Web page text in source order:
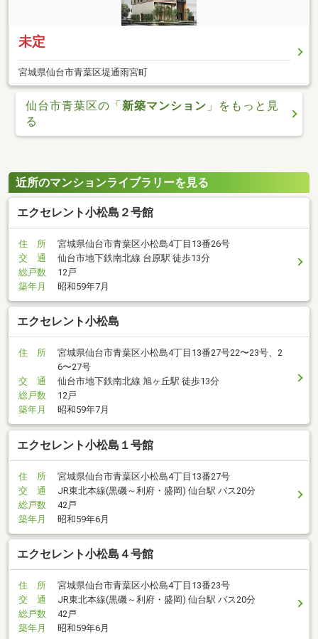
未定
宮城県仙台市青葉区堤通雨宮町
仙台市青葉区の「新築マンション 」をもっと見
る
近所のマンションライブラリーを見る
エクセレント小松島２号館
住 所
宮城県仙台市青葉区小松島4丁目13番26号
交 通
仙台市地下鉄南北線 台原駅 徒歩13分
総戸数
12戸
築年月
昭和59年7月
エクセレント小松島
住 所
宮城県仙台市青葉区小松島4丁目13番27号22〜23号、2
6〜27号
交 通
仙台市地下鉄南北線 旭ヶ丘駅 徒歩13分
総戸数
12戸
築年月
昭和59年7月
エクセレント小松島１号館
住 所
宮城県仙台市青葉区小松島4丁目13番27号
交 通
JR東北本線(黒磯～利府・盛岡) 仙台駅 バス20分
総戸数
42戸
築年月
昭和59年6月
エクセレント小松島４号館
住 所
宮城県仙台市青葉区小松島4丁目13番23号
交 通
JR東北本線(黒磯～利府・盛岡) 仙台駅 バス20分
総戸数
42戸
築年月
昭和59年6月